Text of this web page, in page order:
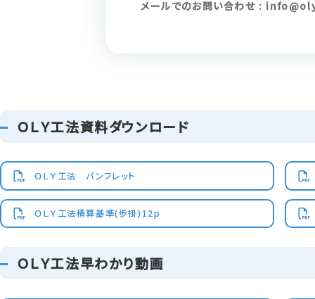
メールでのお問い合わせ :
ＯＬＹ工法資料ダウンロード
ＯＬＹ工法 パンフレット
ＯＬＹ工法積算基準(歩掛)12p
ＯＬＹ工法早わかり動画